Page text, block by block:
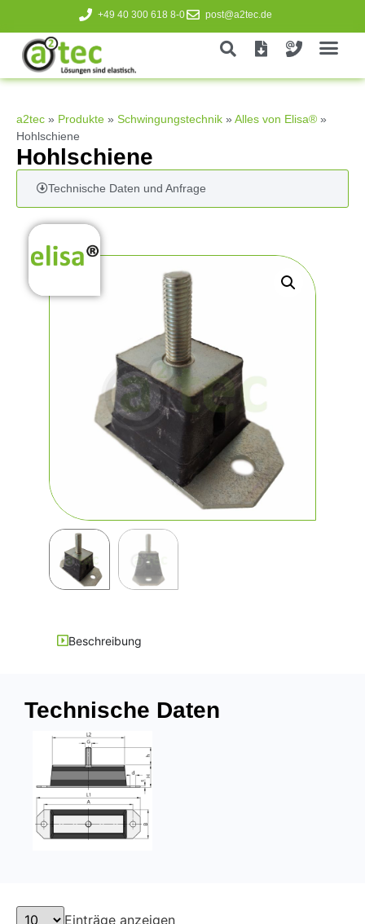
+49 40 300 618 8-0 post@a2tec.de
a2tec » Produkte » Schwingungstechnik » Alles von Elisa® »
Hohlschiene
Hohlschiene
Technische Daten und Anfrage
Beschreibung
Technische Daten
Einträge anzeigen